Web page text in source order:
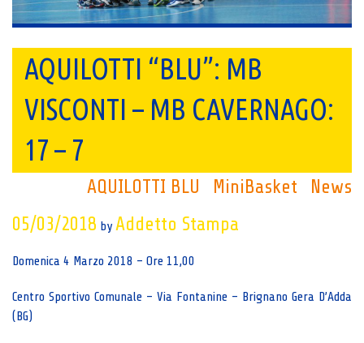
AQUILOTTI “BLU”: MB
VISCONTI – MB CAVERNAGO:
17 – 7
AQUILOTTI BLU MiniBasket
News
05/03/2018 by Addetto Stampa
Domenica 4 Marzo 2018 – Ore 11,00
Centro Sportivo Comunale – Via Fontanine – Brignano Gera D’Adda
(BG)